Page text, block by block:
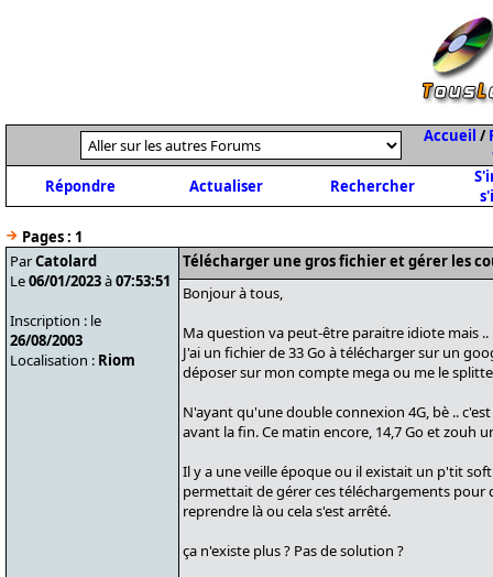
Accueil /
Répondre
Actualiser Rechercher
Pages : 1
ParCatolard
Le06/01/2023à07:53:51
Inscription : le
26/08/2003
Localisation : Riom
Télécharger une gros fichier et gérer les
Bonjour à tous,
Ma question va peut-être paraitre idiote mais ..
J'ai un fichier de 33 Go à télécharger sur un
déposer sur mon compte mega ou me le
N'ayant qu'une double connexion 4G, bè ..
avant la fin. Ce matin encore, 14,7 Go et zouh
Il y a une veille époque ou il existait un p'tit
permettait de gérer ces téléchargements pour
reprendre là ou cela s'est arrêté.
ça n'existe plus ? Pas de solution ?